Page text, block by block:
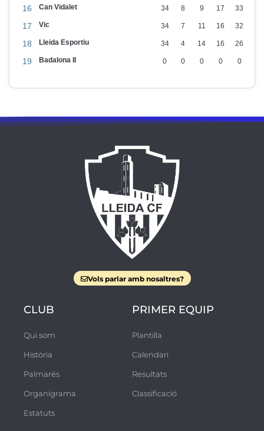
16 Can Vidalet 34 8 9 17 33
17 Vic 34 7 11 16 32
18 Lleida Esportiu 34 4 14 16 26
19 Badalona II 0 0 0 0 0
Vols parlar amb nosaltres?
CLUB
Qui som
Història
Palmarès
Organigrama
Estatuts
PRIMER EQUIP
Plantilla
Calendari
Resultats
Classificació